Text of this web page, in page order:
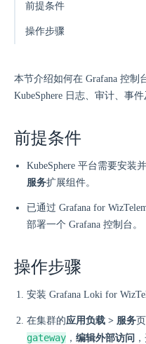
前提条件
操作步骤
本节介绍如何在 Grafana 控制
KubeSphere 日志、审计、事
前提条件
KubeSphere 平台需要安装
服务扩展组件。
已通过 Grafana for
部署一个 Grafana 控制台。
操作步骤
安装 Grafana Loki for
在集群的应用负载 > 服务
gateway ， 编辑外部访问